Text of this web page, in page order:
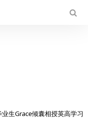
生Grace倾囊相授英高学习